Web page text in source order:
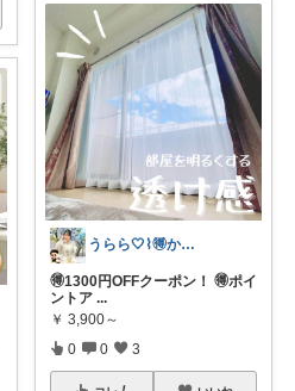
うらら🤍⌇🉐かわいい暮らし
🉐1300円OFFクーポン！ 🉐ポイ
ントア ...
￥ 3,900～
0 0 3